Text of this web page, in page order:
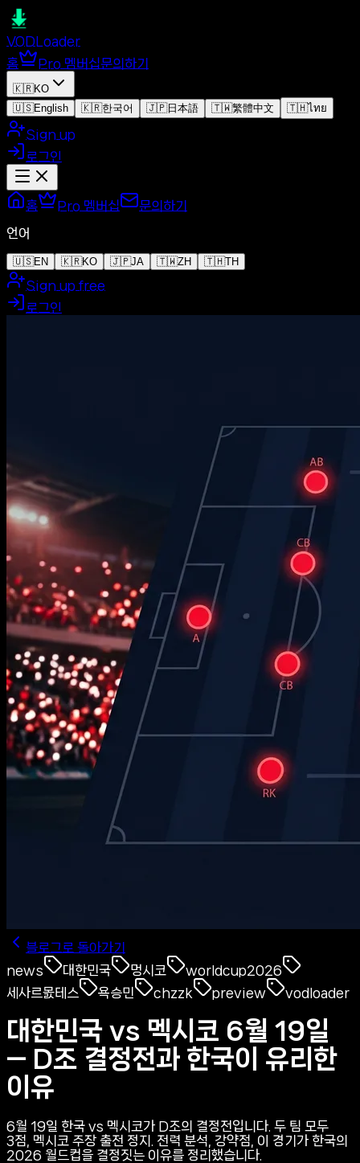
VODLoader
홈
Pro 멤버십문의하기
🇰🇷KO
🇺🇸English 🇰🇷한국어 🇯🇵日本語 🇹🇼繁體中文 🇹🇭ไทย
Sign up
로그인
홈 Pro 멤버십
문의하기
언어
🇺🇸EN 🇰🇷KO 🇯🇵JA 🇹🇼ZH 🇹🇭TH
Sign up free
로그인
블로그로 돌아가기
news
대한민국 멍시코
worldcup2026
세사르몴테스
욕승민 chzzk preview vodloader
대한민국 vs 멕시코 6월 19일
— D조 결정전과 한국이 유리한
이유
6월 19일 한국 vs 멕시코가 D조의 결정전입니다. 두 팀 모두
3점, 멕시코 주장 출전 정지. 전력 분석, 강약점, 이 경기가 한국의
2026 월드컵을 결정짓는 이유를 정리했습니다.